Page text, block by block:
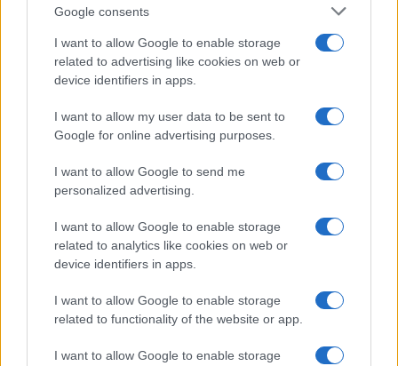
Google consents
I want to allow Google to enable storage
related to advertising like cookies on web or
device identifiers in apps.
I want to allow my user data to be sent to
Google for online advertising purposes.
I want to allow Google to send me
personalized advertising.
I want to allow Google to enable storage
related to analytics like cookies on web or
device identifiers in apps.
I want to allow Google to enable storage
related to functionality of the website or app.
I want to allow Google to enable storage
Continua a leggere